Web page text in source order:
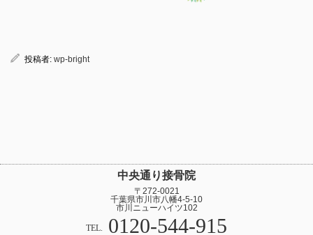
投稿者: wp-bright
中央通り接骨院
〒272-0021
千葉県市川市八幡4-5-10
市川ニューハイツ102
TEL. 0120-544-915